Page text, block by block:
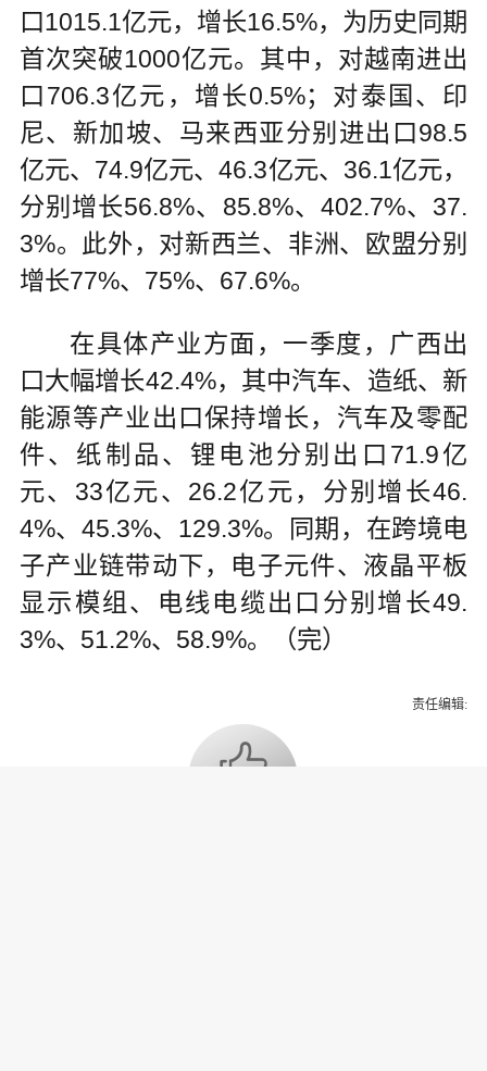
口1015.1亿元，增长16.5%，为历史同期
首次突破1000亿元。其中，对越南进出
口706.3亿元，增长0.5%；对泰国、印
尼、新加坡、马来西亚分别进出口98.5
亿元、74.9亿元、46.3亿元、36.1亿元，
分别增长56.8%、85.8%、402.7%、37.
3%。此外，对新西兰、非洲、欧盟分别
增长77%、75%、67.6%。
在具体产业方面，一季度，广西出
口大幅增长42.4%，其中汽车、造纸、新
能源等产业出口保持增长，汽车及零配
件、纸制品、锂电池分别出口71.9亿
元、33亿元、26.2亿元，分别增长46.
4%、45.3%、129.3%。同期，在跨境电
子产业链带动下，电子元件、液晶平板
显示模组、电线电缆出口分别增长49.
3%、51.2%、58.9%。（完）
责任编辑: